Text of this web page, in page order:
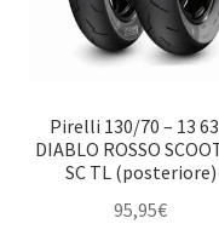
Pirelli 130/70 – 13
DIABLO ROSSO
SC TL (posteriore)
95,95€